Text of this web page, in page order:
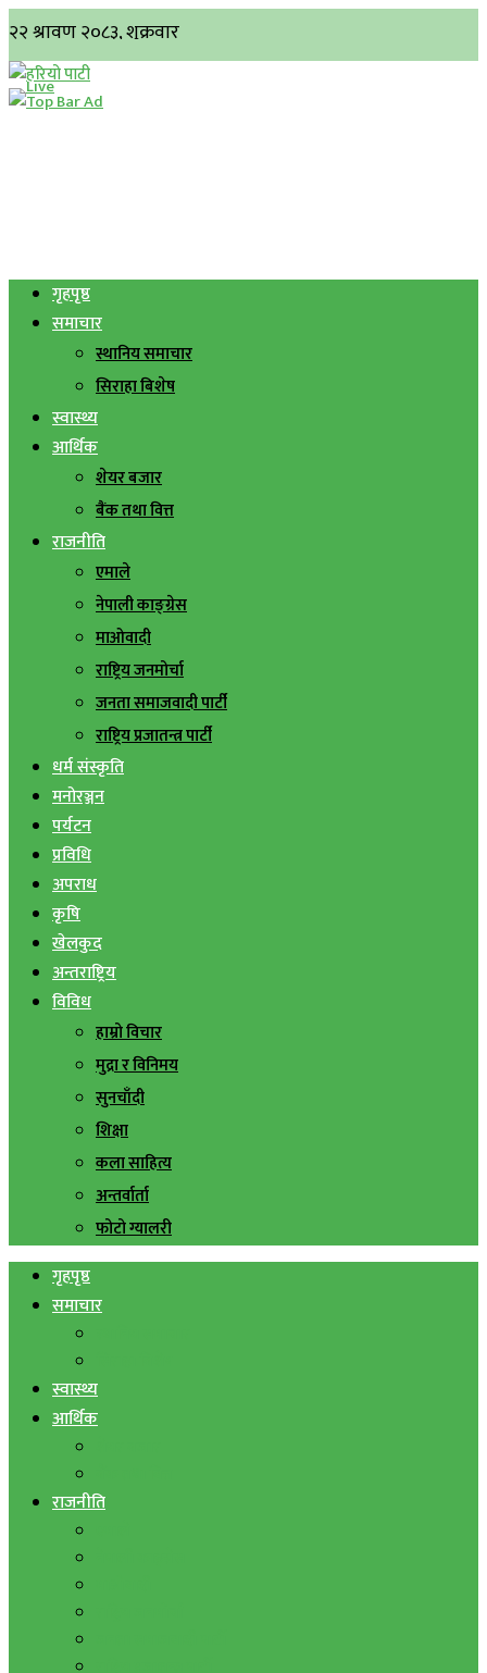
गृहपृष्ठ
समाचार
स्थानिय समाचार
सिराहा बिशेष
स्वास्थ्य
आर्थिक
शेयर बजार
बैंक तथा वित्त
राजनीति
एमाले
नेपाली काङ्ग्रेस
माओवादी
राष्ट्रिय जनमोर्चा
जनता समाजवादी पार्टी
राष्ट्रिय प्रजातन्त्र पार्टी
धर्म संस्कृति
मनोरञ्जन
पर्यटन
प्रविधि
अपराध
कृषि
खेलकुद
अन्तराष्ट्रिय
विविध
हाम्रो विचार
मुद्रा र विनिमय
सुनचाँदी
शिक्षा
कला साहित्य
अन्तर्वार्ता
फोटो ग्यालरी
गृहपृष्ठ
समाचार
स्वास्थ्य
आर्थिक
राजनीति